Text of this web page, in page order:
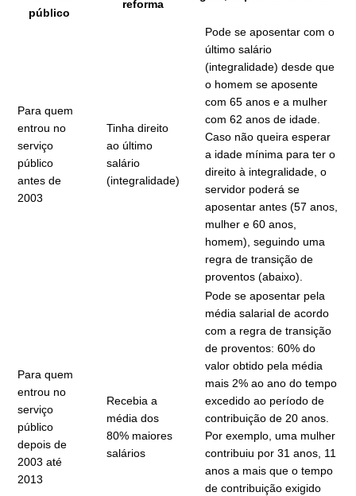
público
reforma
Para quem
entrou no
serviço
público
antes de
2003
Tinha direito
ao último
salário
(integralidade)
Pode se aposentar com o
último salário
(integralidade) desde que
o homem se aposente
com 65 anos e a mulher
com 62 anos de idade.
Caso não queira esperar
a idade mínima para ter o
direito à integralidade, o
servidor poderá se
aposentar antes (57 anos,
mulher e 60 anos,
homem), seguindo uma
regra de transição de
proventos (abaixo).
Para quem
entrou no
serviço
público
depois de
2003 até
2013
Recebia a
média dos
80% maiores
salários
Pode se aposentar pela
média salarial de acordo
com a regra de transição
de proventos: 60% do
valor obtido pela média
mais 2% ao ano do tempo
excedido ao período de
contribuição de 20 anos.
Por exemplo, uma mulher
contribuiu por 31 anos, 11
anos a mais que o tempo
de contribuição exigido